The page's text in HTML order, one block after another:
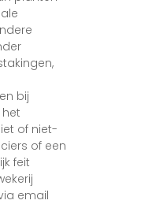
bij
of niet-
of een
feit
email